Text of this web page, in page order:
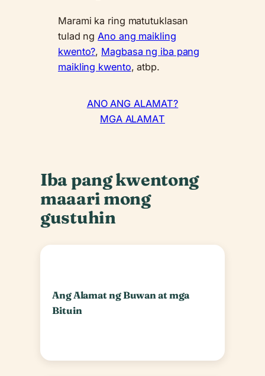
Marami ka ring matutuklasan
tulad ng Ano ang maikling
kwento?, Magbasa ng iba pang
maikling kwento, atbp.
ANO ANG ALAMAT?
MGA ALAMAT
Iba pang kwentong
maaari mong
gustuhin
Ang Alamat ng Buwan at mga
Bituin